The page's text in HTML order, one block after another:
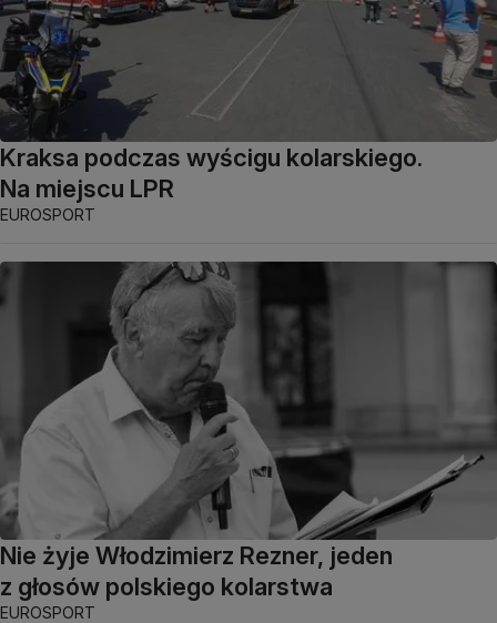
Kraksa podczas wyścigu kolarskiego.
Na miejscu LPR
EUROSPORT
Nie żyje Włodzimierz Rezner, jeden
z głosów polskiego kolarstwa
EUROSPORT